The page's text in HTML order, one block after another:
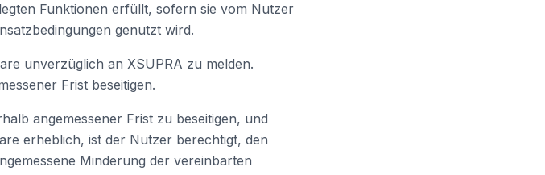
Funktionen erfüllt, sofern sie vom Nutzer
genutzt wird.
unverzüglich an XSUPRA zu melden.
Frist beseitigen.
angemessener Frist zu beseitigen, und
erheblich, ist der Nutzer berechtigt, den
Minderung der vereinbarten